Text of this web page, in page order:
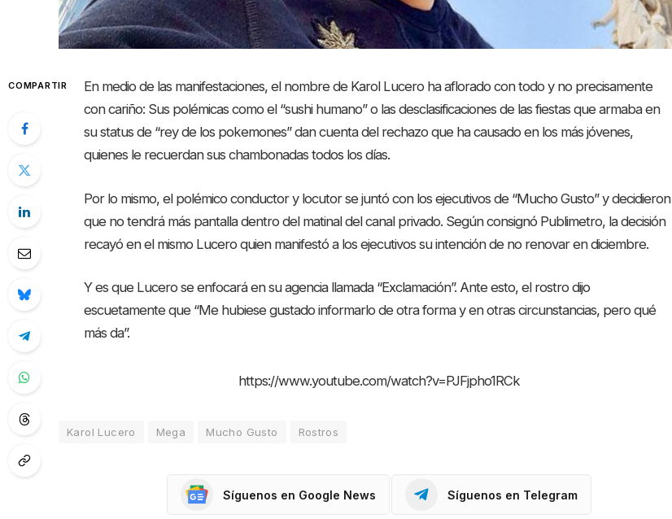
COMPARTIR
En medio de las manifestaciones, el nombre de Karol Lucero ha aflorado con todo y no precisamente
con cariño: Sus polémicas como el “sushi humano” o las desclasificaciones de las fiestas que armaba en
su status de “rey de los pokemones” dan cuenta del rechazo que ha causado en los más jóvenes,
quienes le recuerdan sus chambonadas todos los días.
Por lo mismo, el polémico conductor y locutor se juntó con los ejecutivos de “Mucho Gusto” y decidieron
que no tendrá más pantalla dentro del matinal del canal privado. Según consignó Publimetro, la decisión
recayó en el mismo Lucero quien manifestó a los ejecutivos su intención de no renovar en diciembre.
Y es que Lucero se enfocará en su agencia llamada “Exclamación”. Ante esto, el rostro dijo
escuetamente que “Me hubiese gustado informarlo de otra forma y en otras circunstancias, pero qué
más da”.
https://www.youtube.com/watch?v=PJFjpho1RCk
Karol Lucero Mega Mucho Gusto Rostros
Síguenos en Google News Síguenos en Telegram